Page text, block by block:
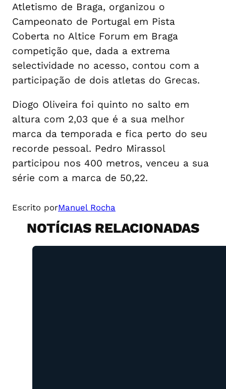
Atletismo de Braga, organizou o
Campeonato de Portugal em Pista
Coberta no Altice Forum em Braga
competição que, dada a extrema
selectividade no acesso, contou com a
participação de dois atletas do Grecas.
Diogo Oliveira foi quinto no salto em
altura com 2,03 que é a sua melhor
marca da temporada e fica perto do seu
recorde pessoal. Pedro Mirassol
participou nos 400 metros, venceu a sua
série com a marca de 50,22.
Escrito porManuel Rocha
NOTÍCIAS RELACIONADAS